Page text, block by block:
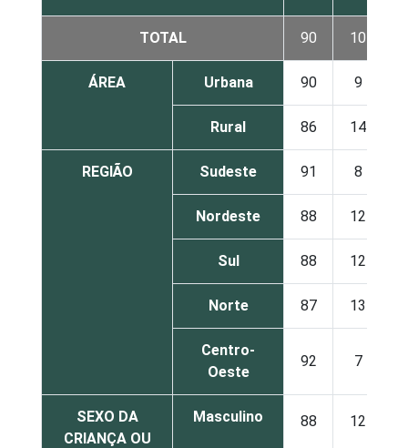
TOTAL 90 10
ÁREA Urbana 90 9
Rural 86 14
REGIÃO Sudeste 91 8
Nordeste 88 12
Sul 88 12
Norte 87 13
Centro-
Oeste
92 7
SEXO DA
CRIANÇA OU
Masculino 88 12